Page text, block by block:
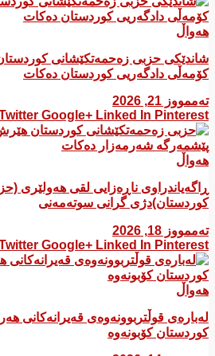
هەواڵ
شاندێکی حزبی زەحمەتکێشانی
کۆمەڵی دادگەریی کوردستان دەکات
تەممووز 21, 2026
Google+ Linked In Pinterest
هەواڵ
ڕاگەیاندراوی ناڕەزایی لقی هەولێری
کوردستان)دژی گرانی سوتەمەنی
تەممووز 18, 2026
Google+ Linked In Pinterest
هەواڵ
لەبارەی قوڵتربوونەوەی قەیرانەكانی
كوردستان كۆبونەوە